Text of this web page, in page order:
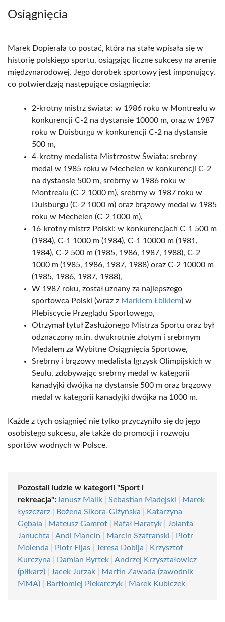
Osiągnięcia
Marek Dopierała to postać, która na stałe wpisała się w
historię polskiego sportu, osiągając liczne sukcesy na arenie
międzynarodowej. Jego dorobek sportowy jest imponujący,
co potwierdzają następujące osiągnięcia:
2-krotny mistrz świata: w 1986 roku w Montrealu w
konkurencji C-2 na dystansie 10000 m, oraz w 1987
roku w Duisburgu w konkurencji C-2 na dystansie
500 m,
4-krotny medalista Mistrzostw Świata: srebrny
medal w 1985 roku w Mechelen w konkurencji C-2
na dystansie 500 m, srebrny w 1986 roku w
Montrealu (C-2 1000 m), srebrny w 1987 roku w
Duisburgu (C-2 1000 m) oraz brązowy medal w 1985
roku w Mechelen (C-2 1000 m),
16-krotny mistrz Polski: w konkurencjach C-1 500 m
(1984), C-1 1000 m (1984), C-1 10000 m (1981,
1984), C-2 500 m (1985, 1986, 1987, 1988), C-2
1000 m (1985, 1986, 1987, 1988) oraz C-2 10000 m
(1985, 1986, 1987, 1988),
W 1987 roku, został uznany za najlepszego
sportowca Polski (wraz z Markiem Łbikiem) w
Plebiscycie Przeglądu Sportowego,
Otrzymał tytuł Zasłużonego Mistrza Sportu oraz był
odznaczony m.in. dwukrotnie złotym i srebrnym
Medalem za Wybitne Osiągnięcia Sportowe,
Srebrny i brązowy medalista Igrzysk Olimpijskich w
Seulu, zdobywając srebrny medal w kategorii
kanadyjki dwójka na dystansie 500 m oraz brązowy
medal w kategorii kanadyjki dwójka na 1000 m.
Każde z tych osiągnięć nie tylko przyczyniło się do jego
osobistego sukcesu, ale także do promocji i rozwoju
sportów wodnych w Polsce.
Pozostali ludzie w kategorii "Sport i
rekreacja": Janusz Malik Sebastian Madejski
Marek
Łyszczarz
Bożena Sikora-Giżyńska
Katarzyna
Gębala
Mateusz Gamrot Rafał Haratyk
Jolanta
Januchta
Andi Mancin Marcin Szafrański
Piotr
Molenda
Piotr Fijas Teresa Dobija
Krzysztof
Kurczyna
Damian Byrtek
Andrzej Krzyształowicz
(piłkarz)
Jacek Jurzak
Martin Zawada (zawodnik
MMA)
Bartłomiej Piekarczyk Marek Kubiczek